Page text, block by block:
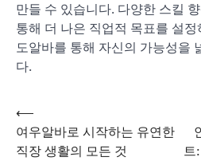
만들 수 있습니다. 다양한 스킬
통해 더 나은 직업적 목표를 설
도알바를 통해 자신의 가능성을
다.
글
⟵
여우알바로 시작하는 유연한
직장 생활의 모든 것
트